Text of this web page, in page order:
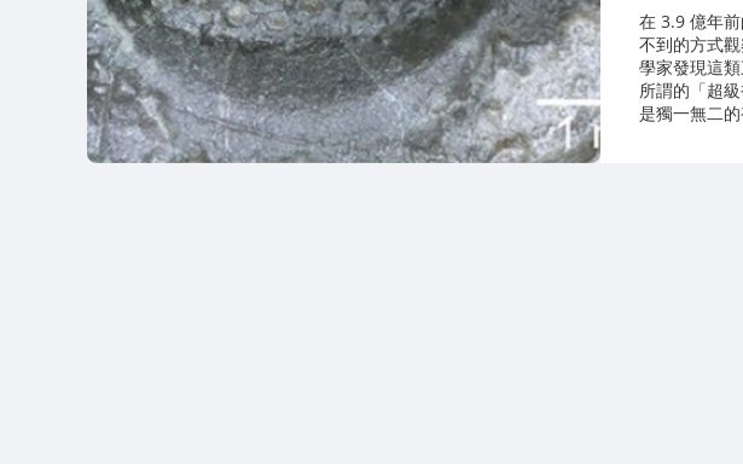
在 3.9 億年
不到的方式
學家發現這
所謂的「超
是獨一無二的